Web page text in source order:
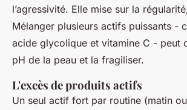
l’agressivité. Elle mise sur la
Mélanger plusieurs actifs puissants -
acide glycolique et vitamine C - peut
pH de la peau et la fragiliser.
L'excès de produits actifs
Un seul actif fort par routine (matin